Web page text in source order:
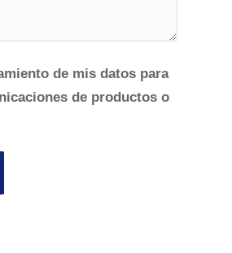
de mis datos para
de productos o